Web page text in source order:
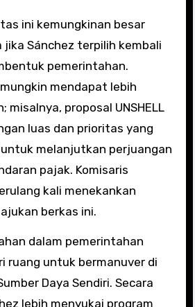
ini kemungkinan besar
Sánchez terpilih kembali
pemerintahan.
mendapat lebih
misalnya, proposal UNSHELL
luas dan prioritas yang
untuk melanjutkan perjuangan
pajak. Komisaris
kali menekankan
berkas ini.
dalam pemerintahan
ruang untuk bermanuver di
Daya Sendiri. Secara
lebih menyukai program